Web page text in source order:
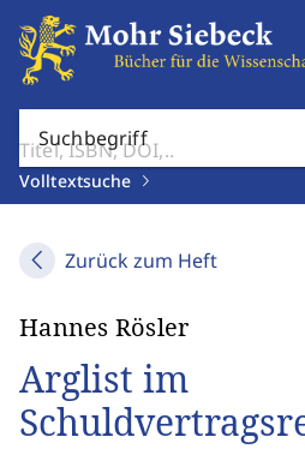
Suchbegriff
Volltextsuche
Zurück zum Heft
Hannes Rösler
Arglist im